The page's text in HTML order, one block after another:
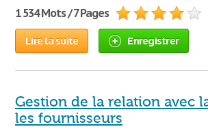
1 534 Mots / 7 Pages
Lire la suite Enregistrer
Gestion de la relation avec
les fournisseurs